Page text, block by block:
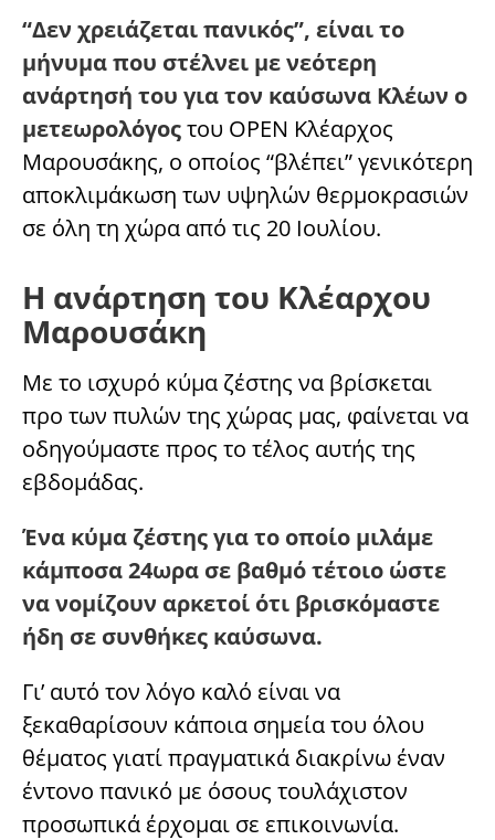
“Δεν χρειάζεται πανικός”, είναι το
μήνυμα που στέλνει με νεότερη
ανάρτησή του για τον καύσωνα Κλέων ο
μετεωρολόγοςτου OPEN Κλέαρχος
Μαρουσάκης, ο οποίος “βλέπει” γενικότερη
αποκλιμάκωση των υψηλών θερμοκρασιών
σε όλη τη χώρα από τις 20 Ιουλίου.
Η ανάρτηση του Κλέαρχου
Μαρουσάκη
Με το ισχυρό κύμα ζέστης να βρίσκεται
προ των πυλών της χώρας μας, φαίνεται να
οδηγούμαστε προς το τέλος αυτής της
εβδομάδας.
Ένα κύμα ζέστης για το οποίο μιλάμε
κάμποσα 24ωρα σε βαθμό τέτοιο ώστε
να νομίζουν αρκετοί ότι βρισκόμαστε
ήδη σε συνθήκες καύσωνα.
Γι’ αυτό τον λόγο καλό είναι να
ξεκαθαρίσουν κάποια σημεία του όλου
θέματος γιατί πραγματικά διακρίνω έναν
έντονο πανικό με όσους τουλάχιστον
προσωπικά έρχομαι σε επικοινωνία.